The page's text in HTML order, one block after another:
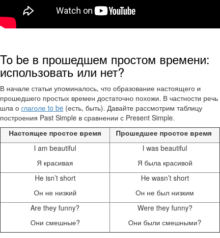
To be в прошедшем простом времени:
использовать или нет?
В начале статьи упоминалось, что образование настоящего и
прошедшего простых времен достаточно похожи. В частности речь
шла о глаголе to be (есть, быть). Давайте рассмотрим таблицу
построения Past Simple в сравнении с Present Simple.
Настоящее простое время
Прошедшее простое время
I am beautiful
Я красивая
I was beautiful
Я была красивой
He isn’t short
Он не низкий
He wasn’t short
Он не был низким
Are they funny?
Они смешные?
Were they funny?
Они были смешными?